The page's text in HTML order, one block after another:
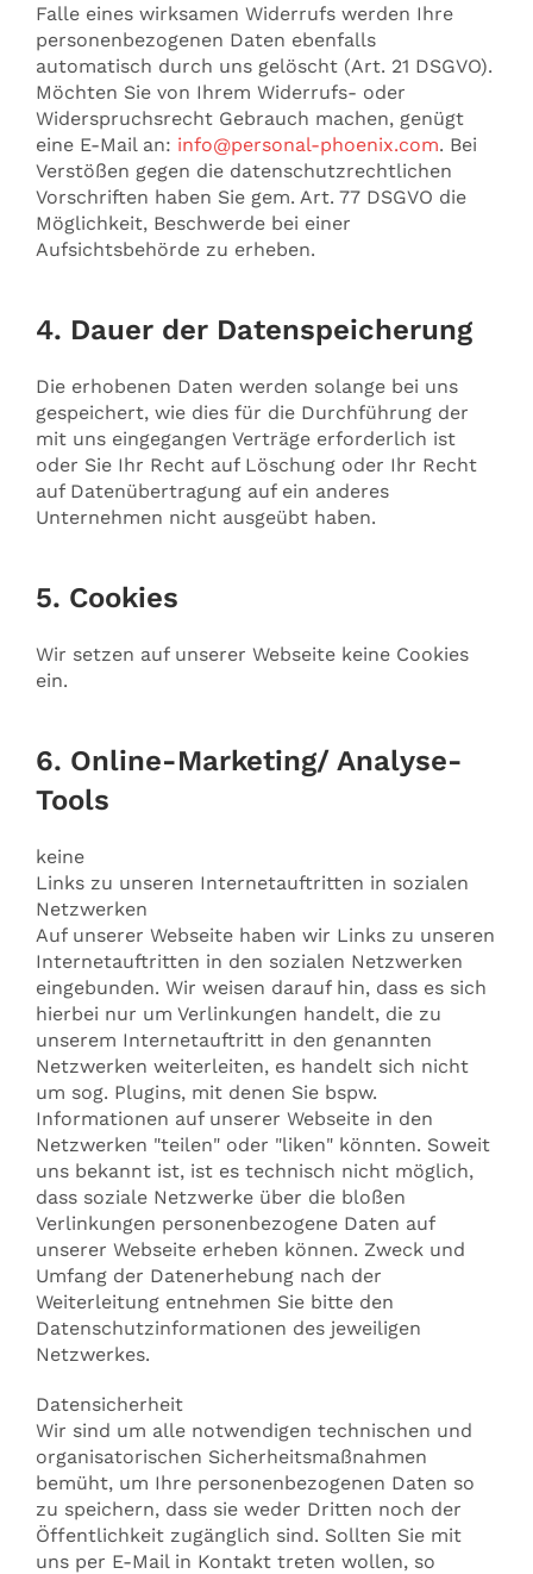
Falle eines wirksamen Widerrufs werden Ihre
personenbezogenen Daten ebenfalls
automatisch durch uns gelöscht (Art. 21 DSGVO).
Möchten Sie von Ihrem Widerrufs- oder
Widerspruchsrecht Gebrauch machen, genügt
eine E-Mail an: info@personal-phoenix.com. Bei
Verstößen gegen die datenschutzrechtlichen
Vorschriften haben Sie gem. Art. 77 DSGVO die
Möglichkeit, Beschwerde bei einer
Aufsichtsbehörde zu erheben.
4. Dauer der Datenspeicherung
Die erhobenen Daten werden solange bei uns
gespeichert, wie dies für die Durchführung der
mit uns eingegangen Verträge erforderlich ist
oder Sie Ihr Recht auf Löschung oder Ihr Recht
auf Datenübertragung auf ein anderes
Unternehmen nicht ausgeübt haben.
5. Cookies
Wir setzen auf unserer Webseite keine Cookies
ein.
6. Online-Marketing/ Analyse-
Tools
keine
Links zu unseren Internetauftritten in sozialen
Netzwerken
Auf unserer Webseite haben wir Links zu unseren
Internetauftritten in den sozialen Netzwerken
eingebunden. Wir weisen darauf hin, dass es sich
hierbei nur um Verlinkungen handelt, die zu
unserem Internetauftritt in den genannten
Netzwerken weiterleiten, es handelt sich nicht
um sog. Plugins, mit denen Sie bspw.
Informationen auf unserer Webseite in den
Netzwerken "teilen" oder "liken" könnten. Soweit
uns bekannt ist, ist es technisch nicht möglich,
dass soziale Netzwerke über die bloßen
Verlinkungen personenbezogene Daten auf
unserer Webseite erheben können. Zweck und
Umfang der Datenerhebung nach der
Weiterleitung entnehmen Sie bitte den
Datenschutzinformationen des jeweiligen
Netzwerkes.
Datensicherheit
Wir sind um alle notwendigen technischen und
organisatorischen Sicherheitsmaßnahmen
bemüht, um Ihre personenbezogenen Daten so
zu speichern, dass sie weder Dritten noch der
Öffentlichkeit zugänglich sind. Sollten Sie mit
uns per E-Mail in Kontakt treten wollen, so